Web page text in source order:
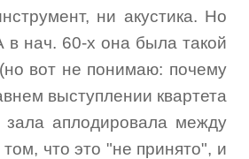
ни акустика. Но
нач. 60-х она была такой
вот не понимаю: почему
выступлении квартета
зала аплодировала между
что это "не принято", и